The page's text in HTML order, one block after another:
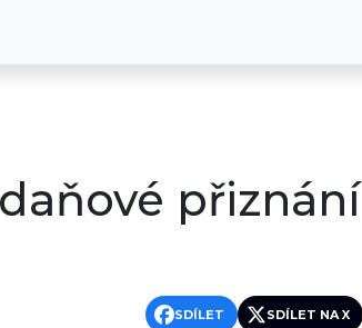
přiznání
SDÍLET SDÍLET NA X